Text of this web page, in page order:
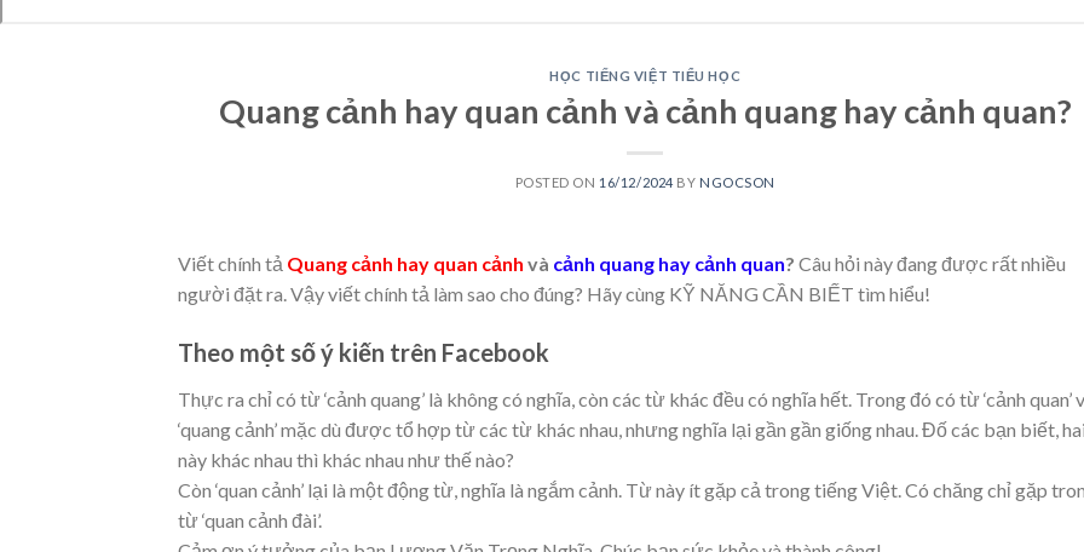
HỌC TIẾNG VIỆT TIỂU HỌC
Quang cảnh hay quan cảnh và cảnh quang hay cảnh quan?
POSTED ON 16/12/2024 BY NGOCSON
Viết chính tả Quang cảnh hay quan cảnh và cảnh quang hay cảnh quan? Câu hỏi này đang được rất nhiều
người đặt ra. Vậy viết chính tả làm sao cho đúng? Hãy cùng KỸ NĂNG CẦN BIẾT tìm hiểu!
Theo một số ý kiến trên Facebook
Thực ra chỉ có từ ‘cảnh quang’ là không có nghĩa, còn các từ khác đều có nghĩa hết. Trong đó có từ ‘cảnh quan’
‘quang cảnh’ mặc dù được tổ hợp từ các từ khác nhau, nhưng nghĩa lại gần gần giống nhau. Đố các bạn biết,
này khác nhau thì khác nhau như thế nào?
Còn ‘quan cảnh’ lại là một động từ, nghĩa là ngắm cảnh. Từ này ít gặp cả trong tiếng Việt. Có chăng chỉ gặp
từ ‘quan cảnh đài’.